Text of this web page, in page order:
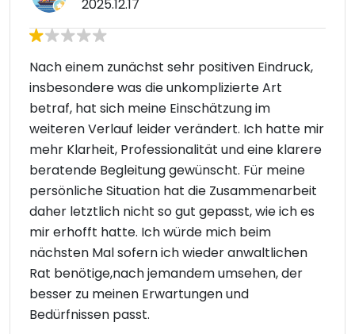
2025.12.17
Nach einem zunächst sehr positiven Eindruck,
insbesondere was die unkomplizierte Art
betraf, hat sich meine Einschätzung im
weiteren Verlauf leider verändert. Ich hatte mir
mehr Klarheit, Professionalität und eine klarere
beratende Begleitung gewünscht. Für meine
persönliche Situation hat die Zusammenarbeit
daher letztlich nicht so gut gepasst, wie ich es
mir erhofft hatte. Ich würde mich beim
nächsten Mal sofern ich wieder anwaltlichen
Rat benötige,nach jemandem umsehen, der
besser zu meinen Erwartungen und
Bedürfnissen passt.